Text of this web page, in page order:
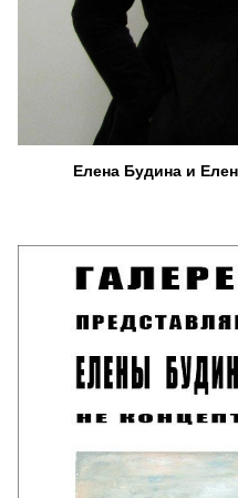
Елена Будина и